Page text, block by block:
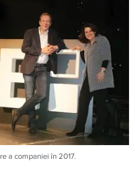
a companiei în 2017.